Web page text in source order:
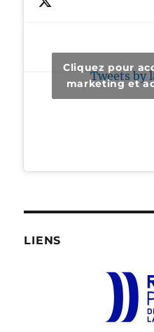
Tweets by
Cliquez pour
marketing et
LIENS